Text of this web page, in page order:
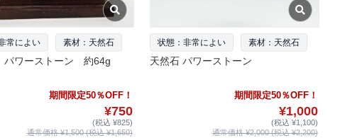
常によい 素材：天然石
ワーストーン 約64g
期間限定50％OFF！
¥750
(税込 ¥825)
通常価格 ¥1,500 (税込 ¥1,650)
状態：非常によい 素材：天然石
天然石 パワーストーン
期間限定50％OFF！
¥1,000
(税込 ¥1,100)
通常価格 ¥2,000 (税込 ¥2,200)